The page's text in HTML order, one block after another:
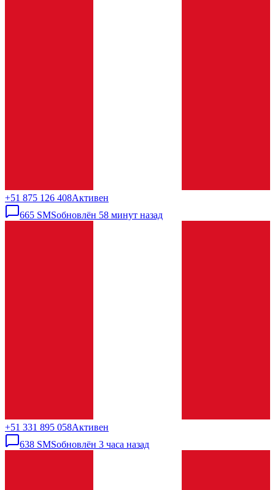
+51 875 126 408Активен
665 SMSобновлён 58 минут назад
+51 331 895 058Активен
638 SMSобновлён 3 часа назад